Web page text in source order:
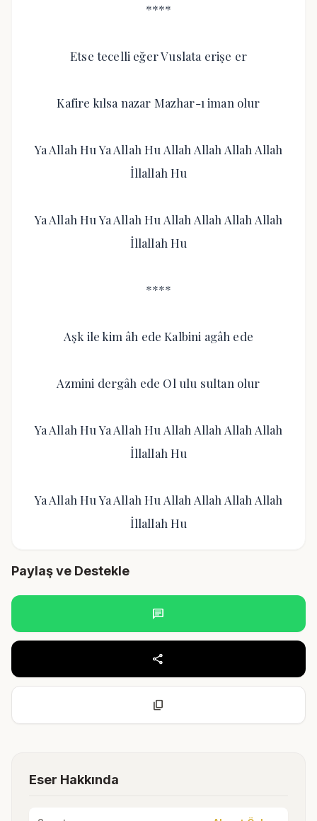
****
Etse tecelli eğer Vuslata erişe er
Kafire kılsa nazar Mazhar-ı iman olur
Ya Allah Hu Ya Allah Hu Allah Allah Allah Allah
İllallah Hu
Ya Allah Hu Ya Allah Hu Allah Allah Allah Allah
İllallah Hu
****
Aşk ile kim âh ede Kalbini agâh ede
Azmini dergâh ede Ol ulu sultan olur
Ya Allah Hu Ya Allah Hu Allah Allah Allah Allah
İllallah Hu
Ya Allah Hu Ya Allah Hu Allah Allah Allah Allah
İllallah Hu
Paylaş ve Destekle
chat
share
content_copy
Eser Hakkında